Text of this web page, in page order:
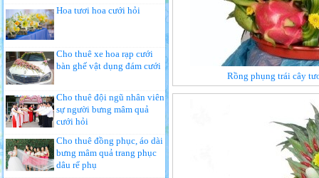
Hoa tươi hoa cưới hỏi
Cho thuê xe hoa rạp cưới
bàn ghế vật dụng đám cưới
Cho thuê đội ngũ nhân viên
sự người bưng mâm quả
cưới hỏi
Cho thuê đồng phục, áo dài
bưng mâm quả trang phục
dâu rể phụ
Rồng phụng trái cây